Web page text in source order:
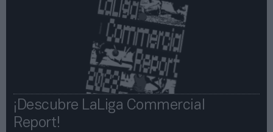
¡Descubre LaLiga Commercial
Report!​​